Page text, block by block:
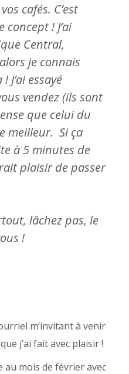
cafés. C’est
! J’ai
Central,
je connais
J’ai essayé
vendez (ils sont
que celui du
meilleur. Si ça
à 5 minutes de
plaisir de passer
lâchez pas, le
!
m’invitant à venir
j’ai fait avec plaisir !
mois de février avec